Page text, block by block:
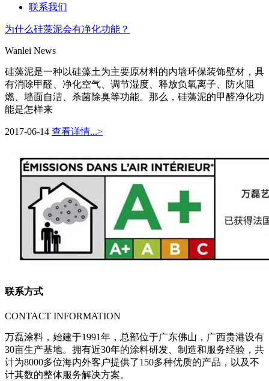
联系我们
为什么硅藻泥会有净化功能？
Wanlei News
硅藻泥是一种以硅藻土为主要原材料的内墙环保装饰壁材，具
有消除甲醛、净化空气、调节湿度、释放负氧离子、防火阻
燃、墙面自洁、杀菌除臭等功能。那么，硅藻泥的甲醛净化功
能是怎样来
2017-06-14 查看详情...>
联系方式
CONTACT INFORMATION
万磊涂料，始建于1991年，总部位于广东佛山，广西贵港设有
30亩生产基地。拥有近30年的涂料研发、制造和服务经验，共
计为8000多位海内外客户提供了150多种优质的产品，以及不
计其数的整体服务解决方案。